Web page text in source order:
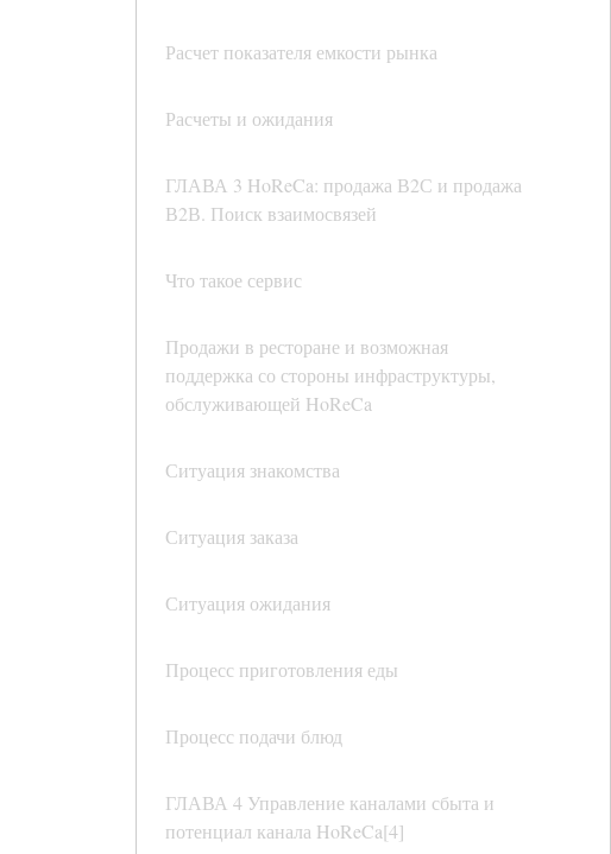
Расчет показателя емкости рынка
Расчеты и ожидания
ГЛАВА 3 HoReCa: продажа В2С и продажа
В2В. Поиск взаимосвязей
Что такое сервис
Продажи в ресторане и возможная
поддержка со стороны инфраструктуры,
обслуживающей HoReCa
Ситуация знакомства
Ситуация заказа
Ситуация ожидания
Процесс приготовления еды
Процесс подачи блюд
ГЛАВА 4 Управление каналами сбыта и
потенциал канала HoReCa[4]